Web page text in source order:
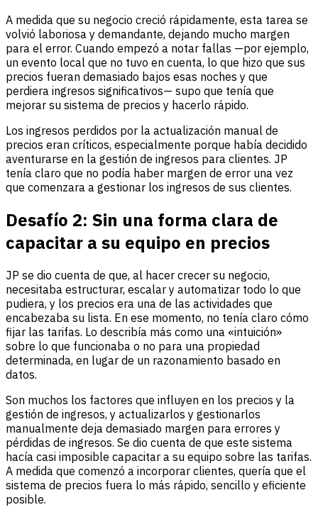
A medida que su negocio creció rápidamente, esta tarea se
volvió laboriosa y demandante, dejando mucho margen
para el error. Cuando empezó a notar fallas —por ejemplo,
un evento local que no tuvo en cuenta, lo que hizo que sus
precios fueran demasiado bajos esas noches y que
perdiera ingresos significativos— supo que tenía que
mejorar su sistema de precios y hacerlo rápido.
Los ingresos perdidos por la actualización manual de
precios eran críticos, especialmente porque había decidido
aventurarse en la gestión de ingresos para clientes. JP
tenía claro que no podía haber margen de error una vez
que comenzara a gestionar los ingresos de sus clientes.
Desafío 2: Sin una forma clara de
capacitar a su equipo en precios
JP se dio cuenta de que, al hacer crecer su negocio,
necesitaba estructurar, escalar y automatizar todo lo que
pudiera, y los precios era una de las actividades que
encabezaba su lista. En ese momento, no tenía claro cómo
fijar las tarifas. Lo describía más como una «intuición»
sobre lo que funcionaba o no para una propiedad
determinada, en lugar de un razonamiento basado en
datos.
Son muchos los factores que influyen en los precios y la
gestión de ingresos, y actualizarlos y gestionarlos
manualmente deja demasiado margen para errores y
pérdidas de ingresos. Se dio cuenta de que este sistema
hacía casi imposible capacitar a su equipo sobre las tarifas.
A medida que comenzó a incorporar clientes, quería que el
sistema de precios fuera lo más rápido, sencillo y eficiente
posible.